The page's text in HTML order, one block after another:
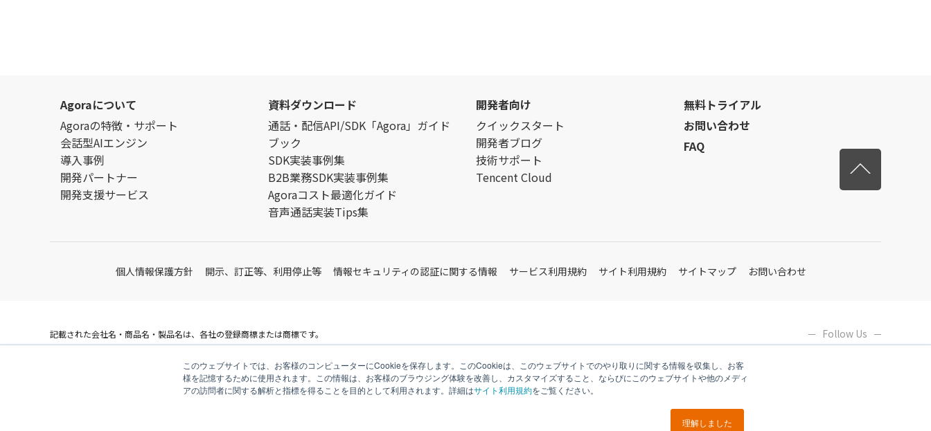
このウェブサイトでは、お客様のコンピューターにCookieを保存します。このCookieは、このウェブサイトでのやり取りに関する情報を収集し、お客
様を記憶するために使用されます。この情報は、お客様のブラウジング体験を改善し、カスタマイズすること、ならびにこのウェブサイトや他のメディ
アの訪問者に関する解析と指標を得ることを目的として利用されます。詳細はサイト利用規約をご覧ください。
理解しました
Agoraについて
Agoraの特徴・サポート
会話型AIエンジン
導入事例
開発パートナー
開発支援サービス
資料ダウンロード
通話・配信API/SDK「Agora」ガイド
ブック
SDK実装事例集
B2B業務SDK実装事例集
Agoraコスト最適化ガイド
音声通話実装Tips集
開発者向け
クイックスタート
開発者ブログ
技術サポート
Tencent Cloud
無料トライアル
お問い合わせ
FAQ
個人情報保護方針 開示、訂正等、利用停止等 情報セキュリティの認証に関する情報 サービス利用規約 サイト利用規約 サイトマップ お問い合わせ
記載された会社名・商品名・製品名は、各社の登録商標または商標です。
Follow Us